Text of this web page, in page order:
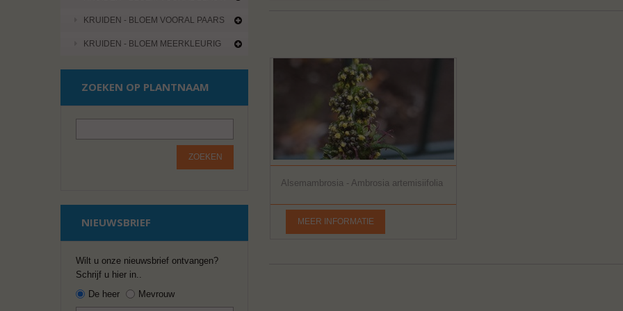
Alsemambrosia - Ambrosia artemisiifolia
MEER INFORMATIE
KRUIDEN - BLOEM VOORAL PAARS
KRUIDEN - BLOEM MEERKLEURIG
ZOEKEN OP PLANTNAAM
ZOEKEN
NIEUWSBRIEF
Wilt u onze nieuwsbrief ontvangen?
Schrijf u hier in..
De heer
Mevrouw